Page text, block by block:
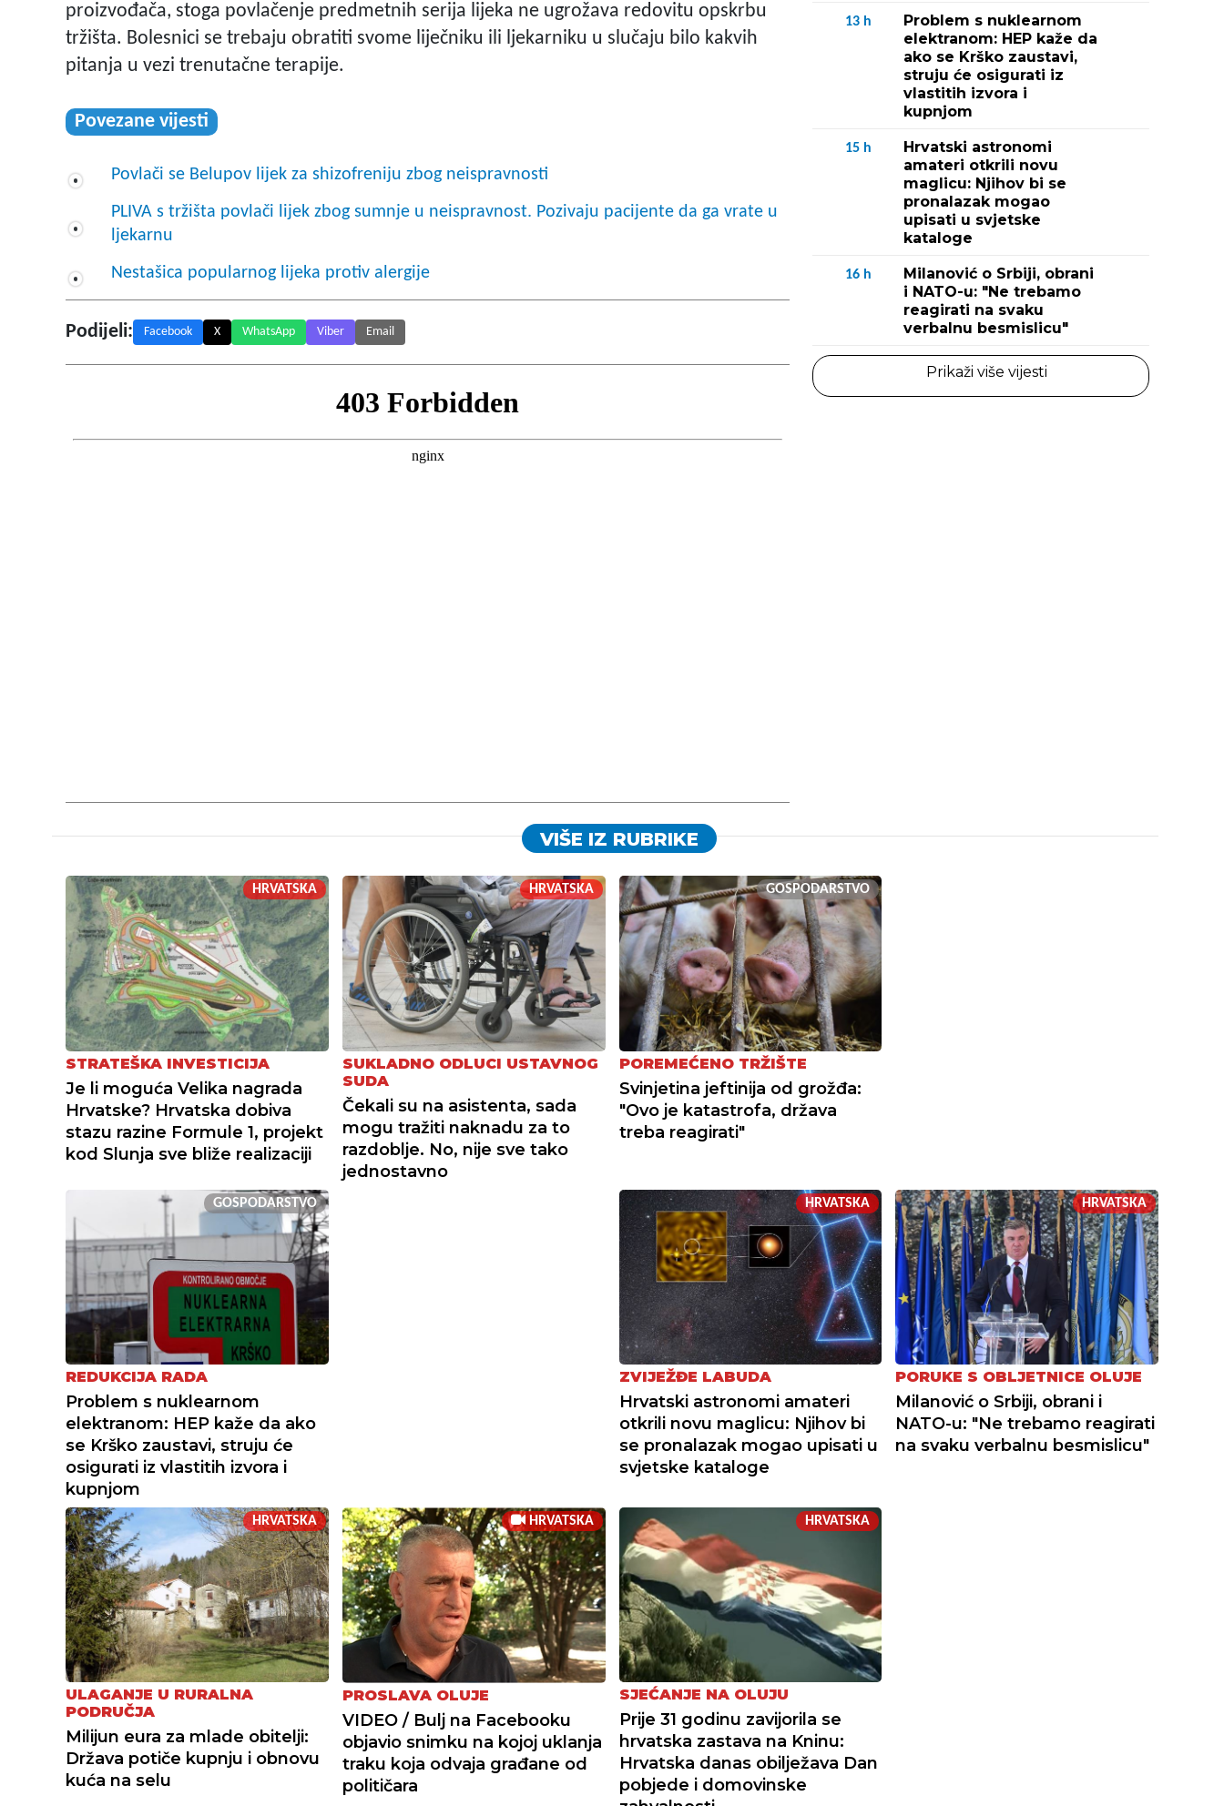
proizvođača, stoga povlačenje predmetnih serija lijeka ne ugrožava redovitu opskrbu
tržišta. Bolesnici se trebaju obratiti svome liječniku ili ljekarniku u slučaju bilo kakvih
pitanja u vezi trenutačne terapije.
Povezane vijesti
Povlači se Belupov lijek za shizofreniju zbog neispravnosti
PLIVA s tržišta povlači lijek zbog sumnje u neispravnost. Pozivaju pacijente da ga vrate u
ljekarnu
Nestašica popularnog lijeka protiv alergije
Podijeli: Facebook X WhatsApp Viber Email
13 h
Problem s nuklearnom
elektranom: HEP kaže da
ako se Krško zaustavi,
struju će osigurati iz
vlastitih izvora i
kupnjom
15 h
Hrvatski astronomi
amateri otkrili novu
maglicu: Njihov bi se
pronalazak mogao
upisati u svjetske
kataloge
16 h
Milanović o Srbiji, obrani
i NATO-u: "Ne trebamo
reagirati na svaku
verbalnu besmislicu"
Prikaži više vijesti
VIŠE IZ RUBRIKE
HRVATSKA
STRATEŠKA INVESTICIJA
Je li moguća Velika nagrada
Hrvatske? Hrvatska dobiva
stazu razine Formule 1, projekt
kod Slunja sve bliže realizaciji
HRVATSKA
SUKLADNO ODLUCI USTAVNOG
SUDA
Čekali su na asistenta, sada
mogu tražiti naknadu za to
razdoblje. No, nije sve tako
jednostavno
GOSPODARSTVO
POREMEĆENO TRŽIŠTE
Svinjetina jeftinija od grožđa:
"Ovo je katastrofa, država
treba reagirati"
GOSPODARSTVO
REDUKCIJA RADA
Problem s nuklearnom
elektranom: HEP kaže da ako
se Krško zaustavi, struju će
osigurati iz vlastitih izvora i
kupnjom
HRVATSKA
ZVIJEŽĐE LABUDA
Hrvatski astronomi amateri
otkrili novu maglicu: Njihov bi
se pronalazak mogao upisati u
svjetske kataloge
HRVATSKA
PORUKE S OBLJETNICE OLUJE
Milanović o Srbiji, obrani i
NATO-u: "Ne trebamo reagirati
na svaku verbalnu besmislicu"
HRVATSKA
ULAGANJE U RURALNA
PODRUČJA
Milijun eura za mlade obitelji:
Država potiče kupnju i obnovu
kuća na selu
HRVATSKA
PROSLAVA OLUJE
VIDEO / Bulj na Facebooku
objavio snimku na kojoj uklanja
traku koja odvaja građane od
političara
HRVATSKA
SJEĆANJE NA OLUJU
Prije 31 godinu zavijorila se
hrvatska zastava na Kninu:
Hrvatska danas obilježava Dan
pobjede i domovinske